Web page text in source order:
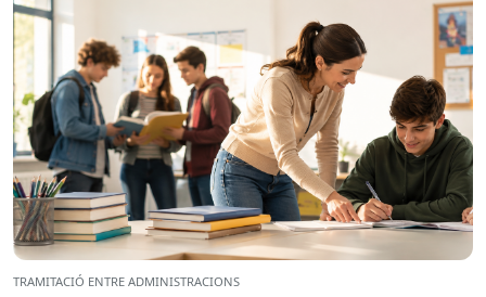
TRAMITACIÓ ENTRE ADMINISTRACIONS